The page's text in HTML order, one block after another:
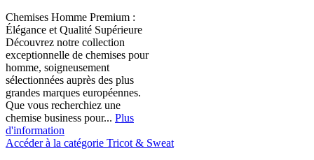
Chemises Homme Premium :
Élégance et Qualité Supérieure
Découvrez notre collection
exceptionnelle de chemises pour
homme, soigneusement
sélectionnées auprès des plus
grandes marques européennes.
Que vous recherchiez une
chemise business pour... Plus
d'information
Accéder à la catégorie Tricot & Sweat